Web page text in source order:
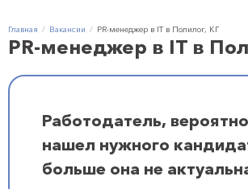
Главная Вакансии PR-менеджер в IT в Полилог, КГ
PR-менеджер в IT в
Работодатель,
нашел нужного
больше она не